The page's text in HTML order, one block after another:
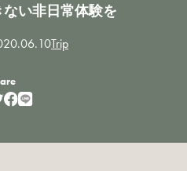
い非日常体験を
Trip